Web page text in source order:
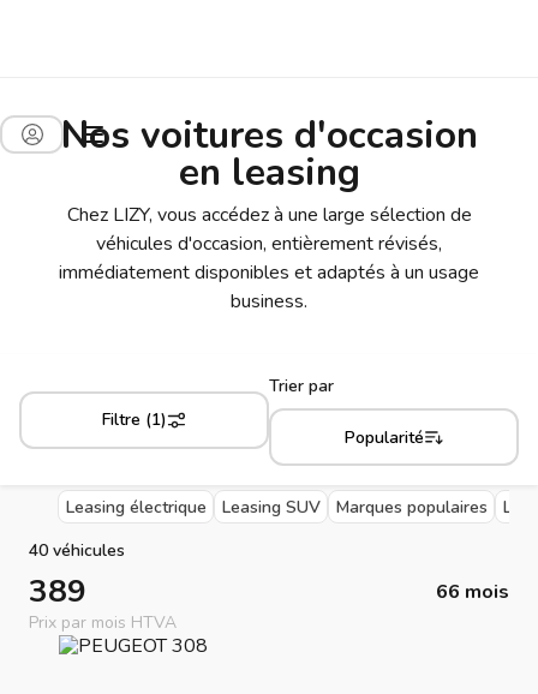
Nos voitures d'occasion
en leasing
Chez LIZY, vous accédez à une large sélection de
véhicules d'occasion, entièrement révisés,
immédiatement disponibles et adaptés à un usage
business.
Filtre (1)
Trier par
Popularité
Leasing électrique Leasing SUV Marques populaires
40 véhicules
389 66 mois
Prix par mois HTVA